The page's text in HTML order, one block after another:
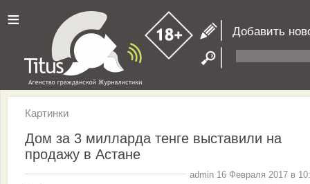
≡ Добавить
Картинки
Дом за 3 милларда тенге выставили на
продажу в Астане
admin 16 Февраля 2017 в